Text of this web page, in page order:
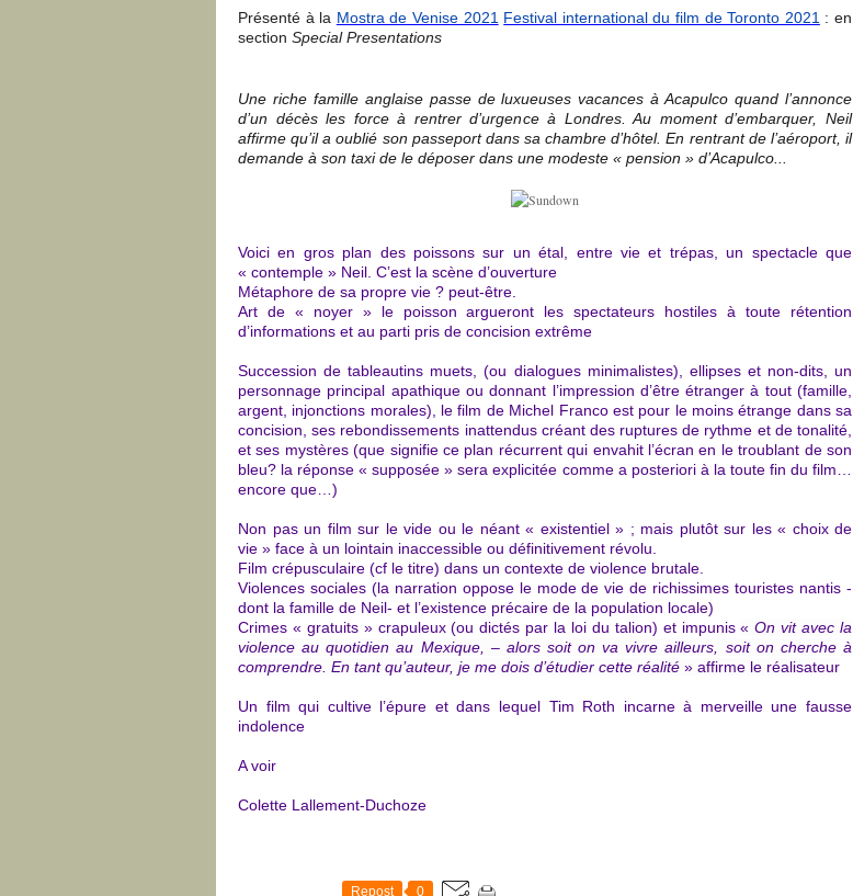
Présenté à la Mostra de Venise 2021 Festival international du film de Toronto 2021 : en
section Special Presentations
Une riche famille anglaise passe de luxueuses vacances à Acapulco quand l’annonce
d’un décès les force à rentrer d’urgence à Londres. Au moment d’embarquer, Neil
affirme qu’il a oublié son passeport dans sa chambre d’hôtel. En rentrant de l’aéroport, il
demande à son taxi de le déposer dans une modeste « pension » d’Acapulco...
Voici en gros plan des poissons sur un étal, entre vie et trépas, un spectacle que
« contemple » Neil. C’est la scène d’ouverture
Métaphore de sa propre vie ? peut-être.
Art de « noyer » le poisson argueront les spectateurs hostiles à toute rétention
d’informations et au parti pris de concision extrême
Succession de tableautins muets, (ou dialogues minimalistes), ellipses et non-dits, un
personnage principal apathique ou donnant l’impression d’être étranger à tout (famille,
argent, injonctions morales), le film de Michel Franco est pour le moins étrange dans sa
concision, ses rebondissements inattendus créant des ruptures de rythme et de tonalité,
et ses mystères (que signifie ce plan récurrent qui envahit l’écran en le troublant de son
bleu? la réponse « supposée » sera explicitée comme a posteriori à la toute fin du film…
encore que…)
Non pas un film sur le vide ou le néant « existentiel » ; mais plutôt sur les « choix de
vie » face à un lointain inaccessible ou définitivement révolu.
Film crépusculaire (cf le titre) dans un contexte de violence brutale.
Violences sociales (la narration oppose le mode de vie de richissimes touristes nantis -
dont la famille de Neil- et l’existence précaire de la population locale)
Crimes « gratuits » crapuleux (ou dictés par la loi du talion) et impunis«On vit avec la
violence au quotidien au Mexique, – alors soit on va vivre ailleurs, soit on cherche à
comprendre. En tant qu’auteur, je me dois d’étudier cette réalité » affirme le réalisateur
Un film qui cultive l’épure et dans lequel Tim Roth incarne à merveille une fausse
indolence
A voir
Colette Lallement-Duchoze
Repost 0